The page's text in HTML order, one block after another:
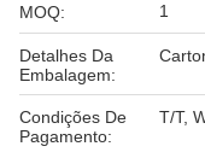
MOQ: 1
Detalhes Da
Embalagem:
Condições De
Pagamento:
T/T,